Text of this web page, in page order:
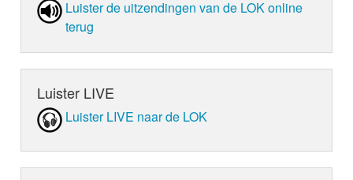
Luister de uit­zen­din­gen van de LOK online
terug
Luister LIVE
Luister LIVE naar de LOK